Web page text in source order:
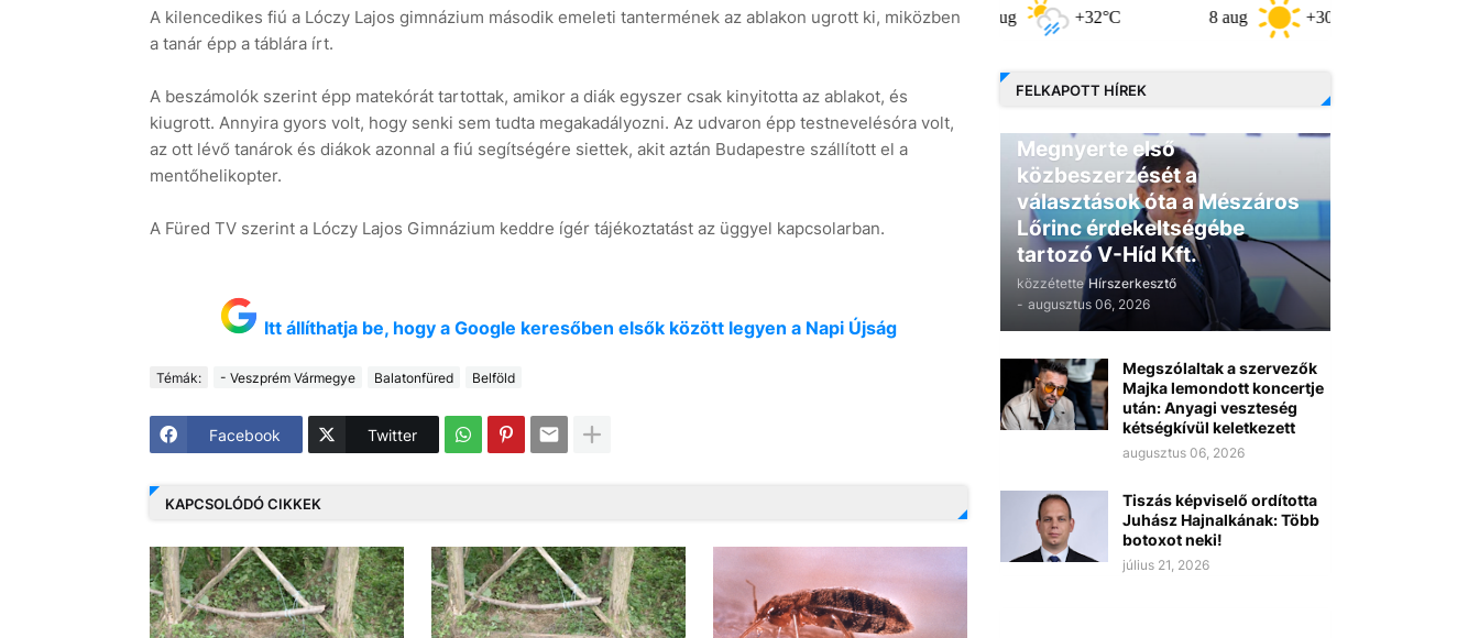
A kilencedikes fiú a Lóczy Lajos gimnázium második emeleti tantermének az ablakon ugrott ki, miközben
a tanár épp a táblára írt.
A beszámolók szerint épp matekórát tartottak, amikor a diák egyszer csak kinyitotta az ablakot, és
kiugrott. Annyira gyors volt, hogy senki sem tudta megakadályozni. Az udvaron épp testnevelésóra volt,
az ott lévő tanárok és diákok azonnal a fiú segítségére siettek, akit aztán Budapestre szállított el a
mentőhelikopter.
A Füred TV szerint a Lóczy Lajos Gimnázium keddre ígér tájékoztatást az üggyel kapcsolarban.
Itt állíthatja be, hogy a Google keresőben elsők között legyen a Napi Újság
Témák: - Veszprém Vármegye Balatonfüred Belföld
Facebook Twitter
KAPCSOLÓDÓ CIKKEK
7 aug +32°C +30°C
FELKAPOTT HÍREK
Megnyerte első
közbeszerzését a
választások óta a Mészáros
Lőrinc érdekeltségébe
tartozó V-Híd Kft.
közzétette Hírszerkesztő
- augusztus 06, 2026
Megszólaltak a szervezők
Majka lemondott koncertje
után: Anyagi veszteség
kétségkívül keletkezett
augusztus 06, 2026
Tiszás képviselő ordította
Juhász Hajnalkának: Több
botoxot neki!
július 21, 2026